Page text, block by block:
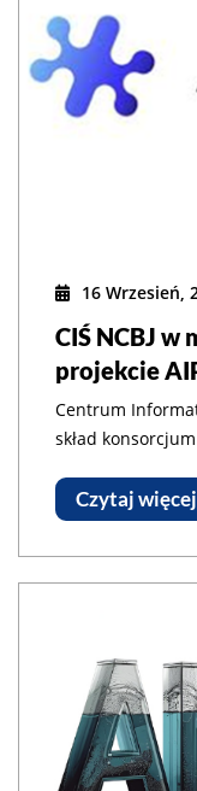
16 Wrzesień,
CIŚ NCBJ
projekcie
Centrum
skład
Rozwiązań z
Celem
Unię
platformy
Czytaj więcej